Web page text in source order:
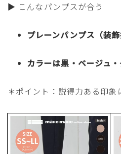
▶ こんなパンプスが合う
プレーンパンプス（装飾
カラーは黒・ベージュ
＊ポイント：説得力ある印象